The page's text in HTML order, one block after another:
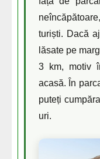
turiști. Dacă
lăsate pe
3 km, motiv
acasă. În
puteți
uri.